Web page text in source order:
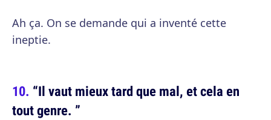
Ah ça. On se demande qui a inventé cette
ineptie.
“Il vaut mieux tard que mal, et cela en
tout genre. ”